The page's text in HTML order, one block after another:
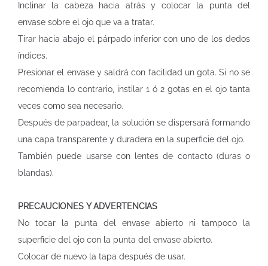
Inclinar la cabeza hacia atrás y colocar la punta del
envase sobre el ojo que va a tratar.
Tirar hacia abajo el párpado inferior con uno de los dedos
índices.
Presionar el envase y saldrá con facilidad un gota. Si no se
recomienda lo contrario, instilar 1 ó 2 gotas en el ojo tanta
veces como sea necesario.
Después de parpadear, la solución se dispersará formando
una capa transparente y duradera en la superficie del ojo.
También puede usarse con lentes de contacto (duras o
blandas).
PRECAUCIONES Y ADVERTENCIAS
No tocar la punta del envase abierto ni tampoco la
superficie del ojo con la punta del envase abierto.
Colocar de nuevo la tapa después de usar.